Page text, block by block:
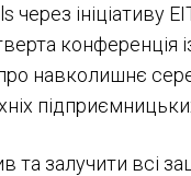
через ініціативу
конференція
про навколишнє
залучити всі